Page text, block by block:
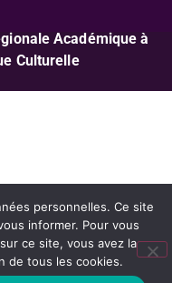
Académique à
Culturelle
personnelles. Ce site
informer. Pour vous
ce site, vous avez la
de tous les cookies.